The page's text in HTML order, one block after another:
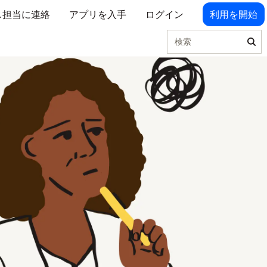
当に連絡 アプリを入手 ログイン 利用を開始
検索